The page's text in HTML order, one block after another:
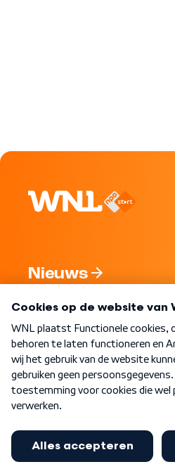
Nieuws
Nieuwsbrief
Word Lid